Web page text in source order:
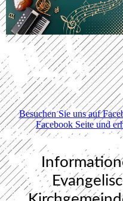
Besuchen Sie uns auf
Facebook Seite und